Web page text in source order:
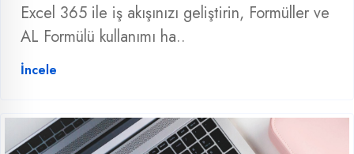
Excel 365 ile iş akışınızı geliştirin, Formüller ve
AL Formülü kullanımı ha..
İncele